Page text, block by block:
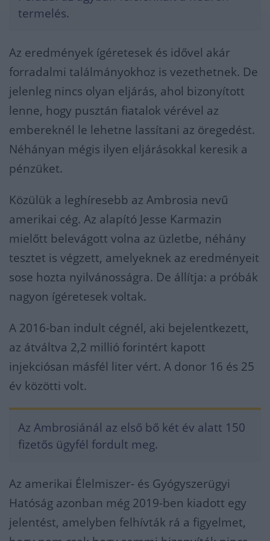
termelés.
Az eredmények ígéretesek és idővel akár
forradalmi találmányokhoz is vezethetnek. De
jelenleg nincs olyan eljárás, ahol bizonyított
lenne, hogy pusztán fiatalok vérével az
embereknél le lehetne lassítani az öregedést.
Néhányan mégis ilyen eljárásokkal keresik a
pénzüket.
Közülük a leghíresebb az Ambrosia nevű
amerikai cég. Az alapító Jesse Karmazin
mielőtt belevágott volna az üzletbe, néhány
tesztet is végzett, amelyeknek az eredményeit
sose hozta nyilvánosságra. De állítja: a próbák
nagyon ígéretesek voltak.
A 2016-ban indult cégnél, aki bejelentkezett,
az átváltva 2,2 millió forintért kapott
injekciósan másfél liter vért. A donor 16 és 25
év közötti volt.
Az Ambrosiánál az első bő két év alatt 150
fizetős ügyfél fordult meg.
Az amerikai Élelmiszer- és Gyógyszerügyi
Hatóság azonban még 2019-ben kiadott egy
jelentést, amelyben felhívták rá a figyelmet,